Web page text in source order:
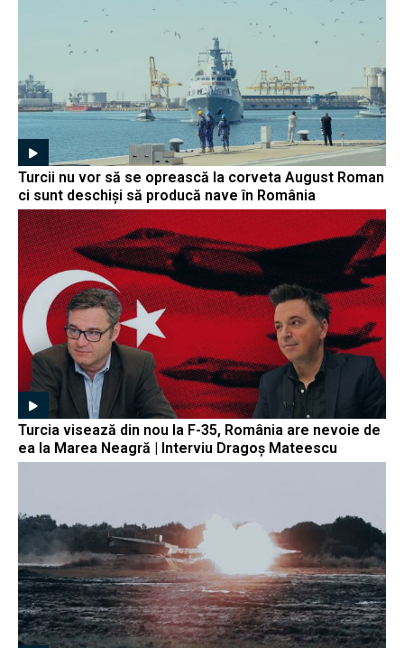
Turcii nu vor să se oprească la corveta August Roman
ci sunt deschiși să producă nave în România
Turcia visează din nou la F-35, România are nevoie de
ea la Marea Neagră | Interviu Dragoș Mateescu